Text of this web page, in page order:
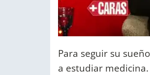
Para seguir su
a estudiar medicina.